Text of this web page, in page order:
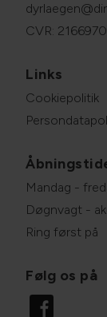
CVR:
Links
Cookiepolitik
Mandag -
Døgnvagt -
Ring først på
Følg os på